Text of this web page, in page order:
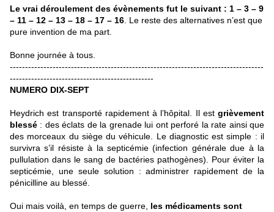
Le vrai déroulement des évènements fut le suivant : 1 – 3 – 9
– 11 – 12 – 13 – 18 – 17 – 16 . Le reste des alternatives n’est que
pure invention de ma part.
Bonne journée à tous.
-----------------------------------------------------------------------------------
-----------------------------------------------
NUMERO DIX-SEPT
Heydrich est transporté rapidement à l’hôpital. Il est grièvement
blessé : des éclats de la grenade lui ont perforé la rate ainsi que
des morceaux du siège du véhicule. Le diagnostic est simple : il
survivra s’il résiste à la septicémie (infection générale due à la
pullulation dans le sang de bactéries pathogènes). Pour éviter la
septicémie, une seule solution : administrer rapidement de la
pénicilline au blessé.
Oui mais voilà, en temps de guerre, les médicaments sont